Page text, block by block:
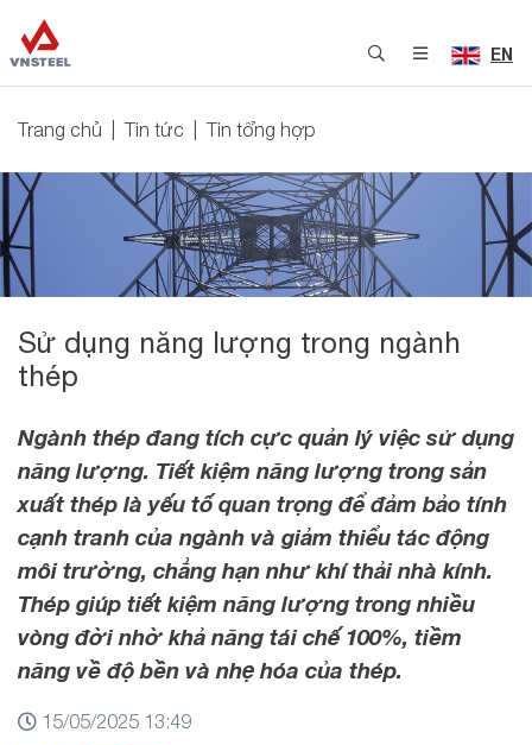
EN
Trang chủ Tin tức Tin tổng hợp
Sử dụng năng lượng trong ngành
thép
Ngành thép đang tích cực quản lý việc sử dụng
năng lượng. Tiết kiệm năng lượng trong sản
xuất thép là yếu tố quan trọng để đảm bảo tính
cạnh tranh của ngành và giảm thiểu tác động
môi trường, chẳng hạn như khí thải nhà kính.
Thép giúp tiết kiệm năng lượng trong nhiều
vòng đời nhờ khả năng tái chế 100%, tiềm
năng về độ bền và nhẹ hóa của thép.
15/05/2025 13:49